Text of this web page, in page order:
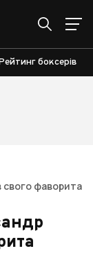
боксерів
свого фаворита